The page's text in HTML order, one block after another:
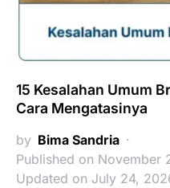
15 Kesalahan Umum
Cara Mengatasinya
by Bima Sandria
Published on November
Updated on July 24,